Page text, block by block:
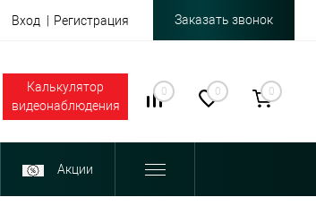
Вход Регистрация Заказать звонок
Калькулятор
видеонаблюдения
0 0 0
Акции